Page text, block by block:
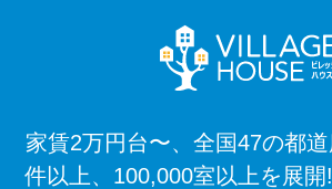
家賃2万円台〜、全国47の都
件以上、100,000室以上を展